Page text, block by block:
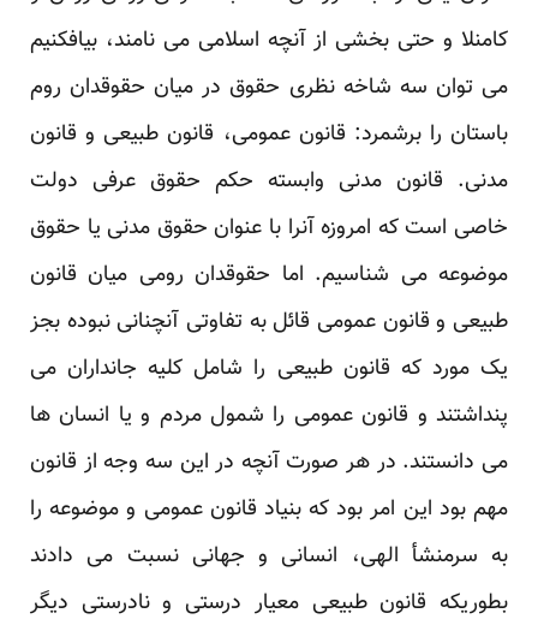
کامنلا و حتی بخشی از آنچه اسلامی می نامند، بیافکنیم
می توان سه شاخه نظری حقوق در میان حقوقدان روم
باستان را برشمرد: قانون عمومی، قانون طبیعی و قانون
مدنی. قانون مدنی وابسته حکم حقوق عرفی دولت
خاصی است که امروزه آنرا با عنوان حقوق مدنی یا حقوق
موضوعه می شناسیم. اما حقوقدان رومی میان قانون
طبیعی و قانون عمومی قائل به تفاوتی آنچنانی نبوده بجز
یک مورد که قانون طبیعی را شامل کلیه جانداران می
پنداشتند و قانون عمومی را شمول مردم و یا انسان ها
می دانستند. در هر صورت آنچه در این سه وجه از قانون
مهم بود این امر بود که بنیاد قانون عمومی و موضوعه را
به سرمنشأ الهی، انسانی و جهانی نسبت می دادند
بطوریکه قانون طبیعی معیار درستی و نادرستی دیگر